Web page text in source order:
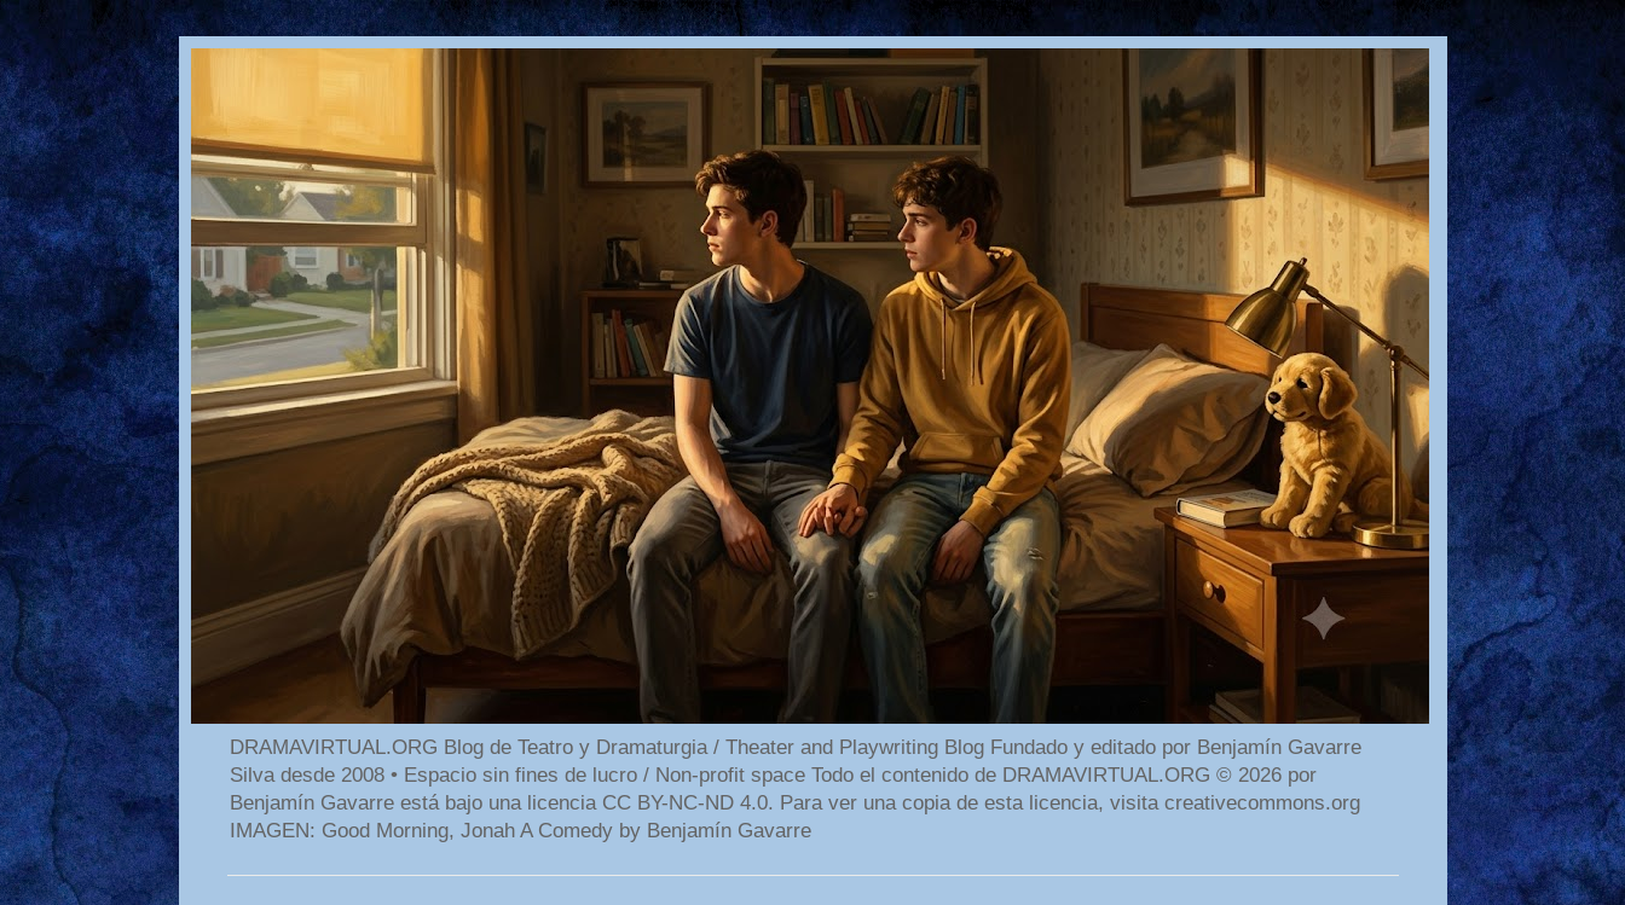
DRAMAVIRTUAL.ORG Blog de Teatro y Dramaturgia / Theater and Playwriting Blog Fundado y editado por Benjamín Gavarre
Silva desde 2008 • Espacio sin fines de lucro / Non-profit space Todo el contenido de DRAMAVIRTUAL.ORG © 2026 por
Benjamín Gavarre está bajo una licencia CC BY-NC-ND 4.0. Para ver una copia de esta licencia, visita creativecommons.org
IMAGEN: Good Morning, Jonah A Comedy by Benjamín Gavarre